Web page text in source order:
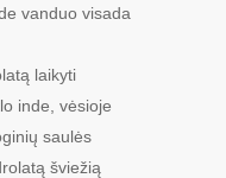
vanduo visada
laikyti
inde, vėsioje
saulės
šviežią